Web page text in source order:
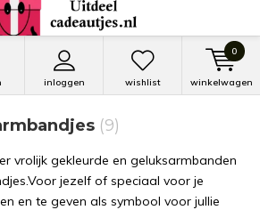
inloggen wishlist winkelwagen
0
(9)
vrolijk gekleurde en geluksarmbanden
jezelf of speciaal voor je
en te geven als symbool voor jullie